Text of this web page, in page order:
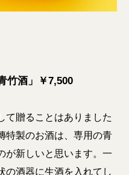
竹酒」￥7,500
て贈ることはありました
特製のお酒は、専用の青
が新しいと思います。一
の酒器に生酒を入れてし